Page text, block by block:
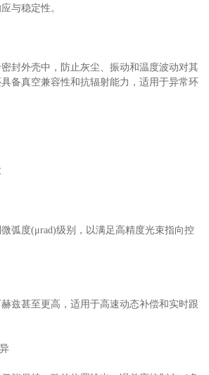
与稳定性。
外壳中，防止灰尘、振动和温度波动对其
备真空兼容性和抗辐射能力，适用于异常环
度(μrad)级别，以满足高精度光束指向控
甚至更高，适用于高速动态补偿和实时跟